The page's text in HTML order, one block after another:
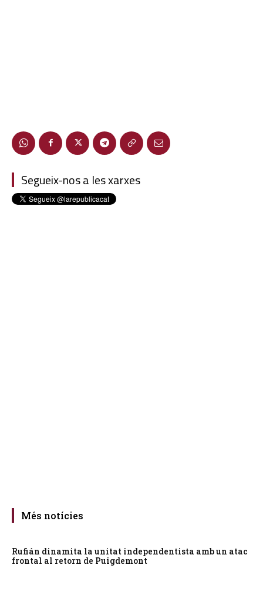
Segueix-nos a les xarxes
Més notícies
Rufián dinamita la unitat independentista amb un atac
frontal al retorn de Puigdemont